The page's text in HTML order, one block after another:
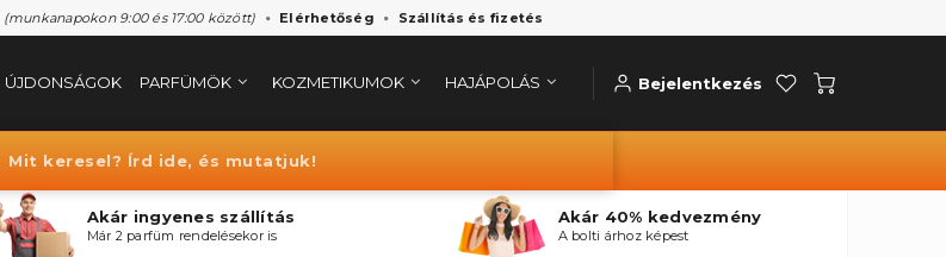
(munkanapokon 9:00 és 17:00 között) Elérhetőség Szállítás és fizetés
ÚJDONSÁGOK PARFÜMÖK KOZMETIKUMOK HAJÁPOLÁS Bejelentkezés
Mit keresel? Írd ide, és mutatjuk!
Akár ingyenes szállítás
Már 2 parfüm rendelésekor is
Akár 40% kedvezmény
A bolti árhoz képest